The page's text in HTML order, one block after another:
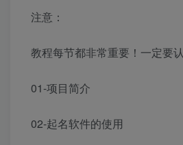
注意：
教程每节都非常重要！一定要
01-项目简介
02-起名软件的使用